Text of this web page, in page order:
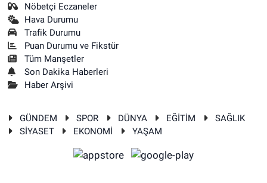
Nöbetçi Eczaneler
Hava Durumu
Trafik Durumu
Puan Durumu ve Fikstür
Tüm Manşetler
Son Dakika Haberleri
Haber Arşivi
GÜNDEM SPOR DÜNYA EĞİTİM
SAĞLIK
SİYASET
EKONOMİ YAŞAM